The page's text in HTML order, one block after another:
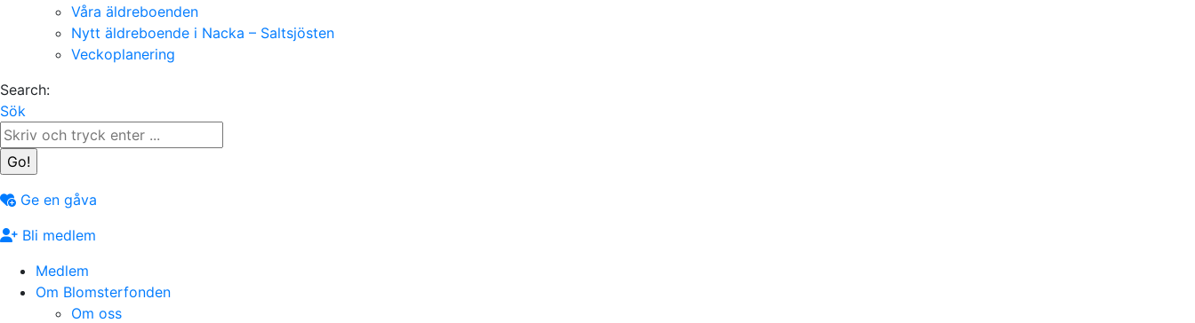
Våra äldreboenden
Nytt äldreboende i Nacka – Saltsjösten
Veckoplanering
Search:
Sök
Ge en gåva
Bli medlem
Medlem
Om Blomsterfonden
Om oss